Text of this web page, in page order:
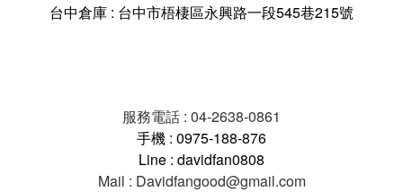
台中倉庫 : 台中市梧棲區永興路一段545巷215號
服務電話 : 04-2638-0861
手機 : 0975-188-876
Line : davidfan0808
Mail : Davidfangood@gmail.com